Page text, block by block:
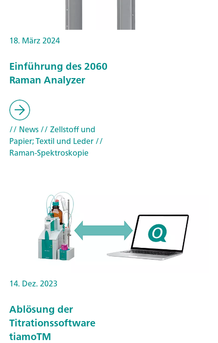
18. März 2024
Einführung des 2060
Raman Analyzer
// News// Zellstoff und
Papier; Textil und Leder//
Raman-Spektroskopie
14. Dez. 2023
Ablösung der
Titrationssoftware
tiamoTM